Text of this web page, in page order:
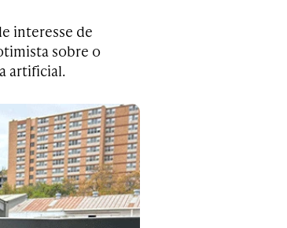
interesse de
sobre o
artificial.